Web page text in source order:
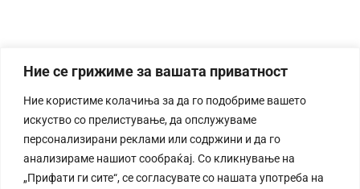
Ние се грижиме за вашата приватност
Ние користиме колачиња за да го подобриме вашето
искуство со прелистување, да опслужуваме
персонализирани реклами или содржини и да го
анализираме нашиот сообраќај. Со кликнување на
„Прифати ги сите“, се согласувате со нашата употреба на